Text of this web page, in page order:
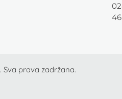
46
. Sva prava zadržana.